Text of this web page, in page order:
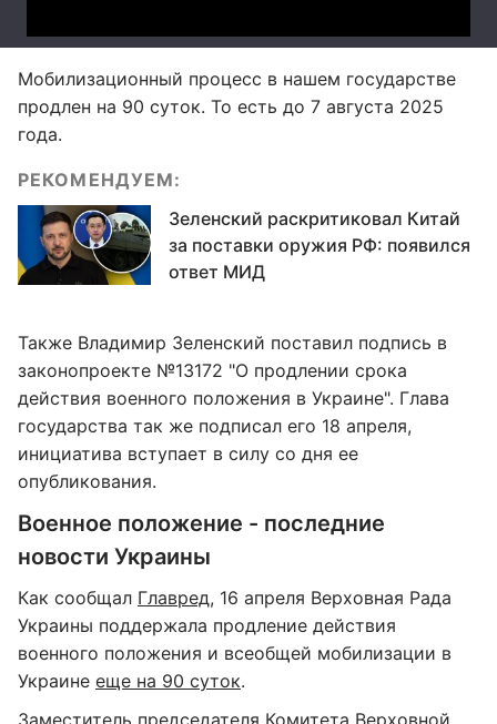
Мобилизационный процесс в нашем государстве
продлен на 90 суток. То есть до 7 августа 2025
года.
РЕКОМЕНДУЕМ:
Зеленский раскритиковал Китай
за поставки оружия РФ: появился
ответ МИД
Также Владимир Зеленский поставил подпись в
законопроекте №13172 "О продлении срока
действия военного положения в Украине". Глава
государства так же подписал его 18 апреля,
инициатива вступает в силу со дня ее
опубликования.
Военное положение - последние
новости Украины
Как сообщал Главред, 16 апреля Верховная Рада
Украины поддержала продление действия
военного положения и всеобщей мобилизации в
Украине еще на 90 суток.
Заместитель председателя Комитета Верховной